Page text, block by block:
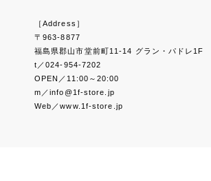
［Address］
〒963-8877
福島県郡山市堂前町11-14 グラン・パドレ1F
t／024-954-7202
OPEN／11:00～20:00
m／info@1f-store.jp
Web／www.1f-store.jp